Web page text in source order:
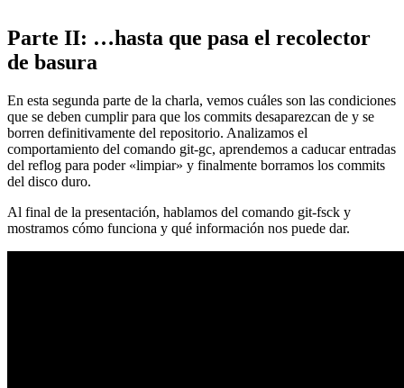
Parte II: …hasta que pasa el recolector
de basura
En esta segunda parte de la charla, vemos cuáles son las condiciones
que se deben cumplir para que los commits desaparezcan de y se
borren definitivamente del repositorio. Analizamos el
comportamiento del comando git-gc, aprendemos a caducar entradas
del reflog para poder «limpiar» y finalmente borramos los commits
del disco duro.
Al final de la presentación, hablamos del comando git-fsck y
mostramos cómo funciona y qué información nos puede dar.